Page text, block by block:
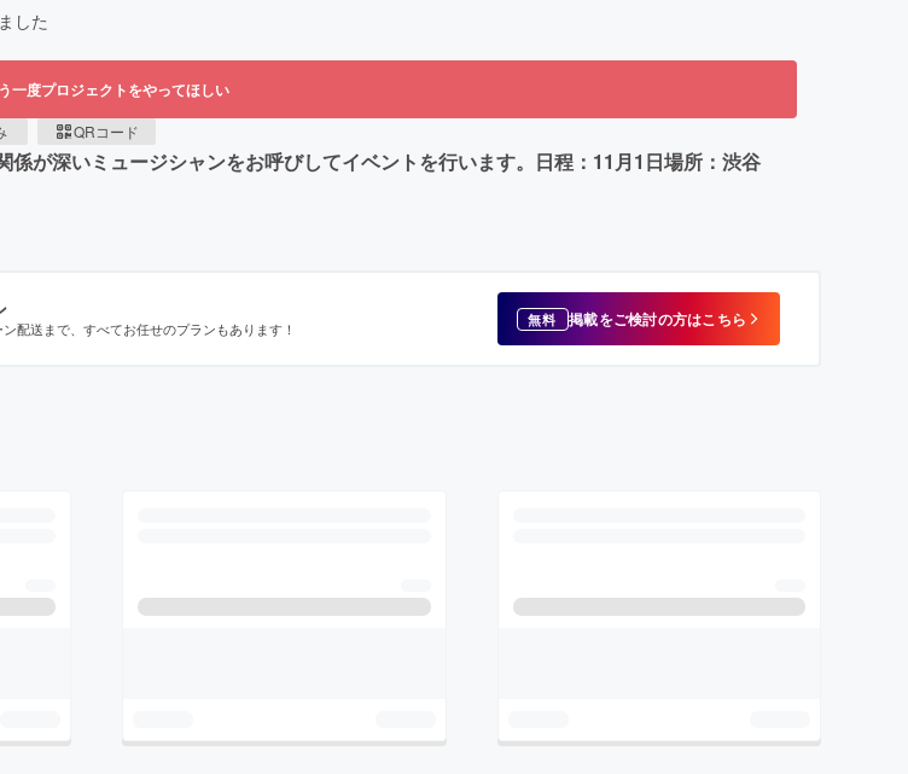
した
一度プロジェクトをやってほしい
QRコード
が深いミュージシャンをお呼びしてイベントを行います。日程：11月1日場所：渋谷
配送まで、すべてお任せのプランもあります！ 無料 掲載をご検討の方はこちら